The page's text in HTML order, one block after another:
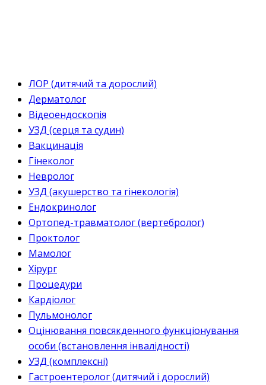
ЛОР (дитячий та дорослий)
Дерматолог
Відеоендоскопія
УЗД (серця та судин)
Вакцинація
Гінеколог
Невролог
УЗД (акушерство та гінекологія)
Ендокринолог
Ортопед-травматолог (вертебролог)
Проктолог
Мамолог
Хірург
Процедури
Кардіолог
Пульмонолог
Оцінювання повсякденного функціонування
особи (встановлення інвалідності)
УЗД (комплексні)
Гастроентеролог (дитячий і дорослий)